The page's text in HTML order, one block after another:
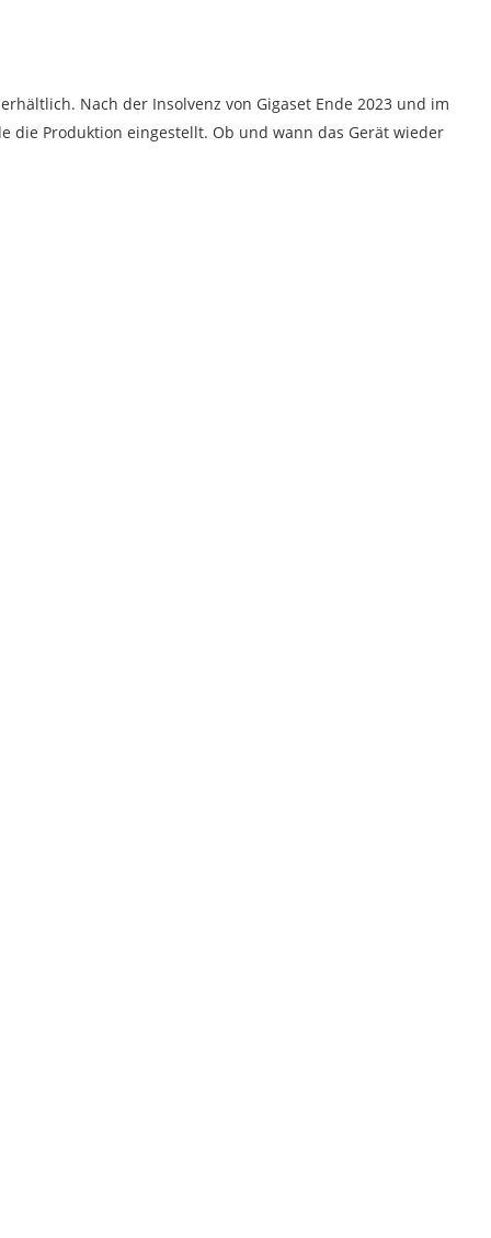
Nach der Insolvenz von Gigaset Ende 2023 und im
Produktion eingestellt. Ob und wann das Gerät wieder